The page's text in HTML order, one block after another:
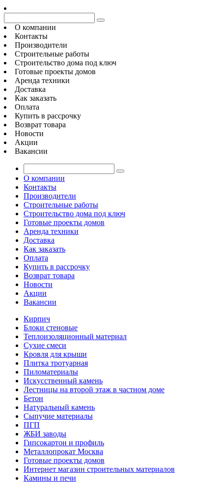
О компании
Контакты
Производители
Строительные работы
Строительство дома под ключ
Готовые проекты домов
Аренда техники
Доставка
Как заказать
Оплата
Купить в рассрочку
Возврат товара
Новости
Акции
Вакансии
О компании
Контакты
Производители
Строительные работы
Строительство дома под ключ
Готовые проекты домов
Аренда техники
Доставка
Как заказать
Оплата
Купить в рассрочку
Возврат товара
Новости
Акции
Вакансии
Кирпич
Блоки стеновые
Теплоизоляционный материал
Сухие смеси
Кровля для крыши
Плитка тротуарная
Пиломатериалы
Искусственный камень
Лестницы на второй этаж в частном доме
Бетон
Натуральный камень
Сыпучие материалы
ПГП
ЖБИ заводы
Гипсокартон и профиль
Металлопрокат Москва
Готовые проекты домов
Интернет магазин строительных материалов
Камины и печи